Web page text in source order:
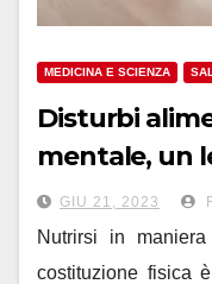
MEDICINA E SCIENZA
Disturbi
mentale, un
GIU 21, 2023
Nutrirsi in
costituzione fisica